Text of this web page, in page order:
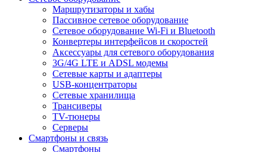
Маршрутизаторы и хабы
Пассивное сетевое оборудование
Сетевое оборудование Wi-Fi и Bluetooth
Конвертеры интерфейсов и скоростей
Аксессуары для сетевого оборудования
3G/4G LTE и ADSL модемы
Сетевые карты и адаптеры
USB-концентраторы
Сетевые хранилища
Трансиверы
TV-тюнеры
Серверы
Смартфоны и связь
Смартфоны